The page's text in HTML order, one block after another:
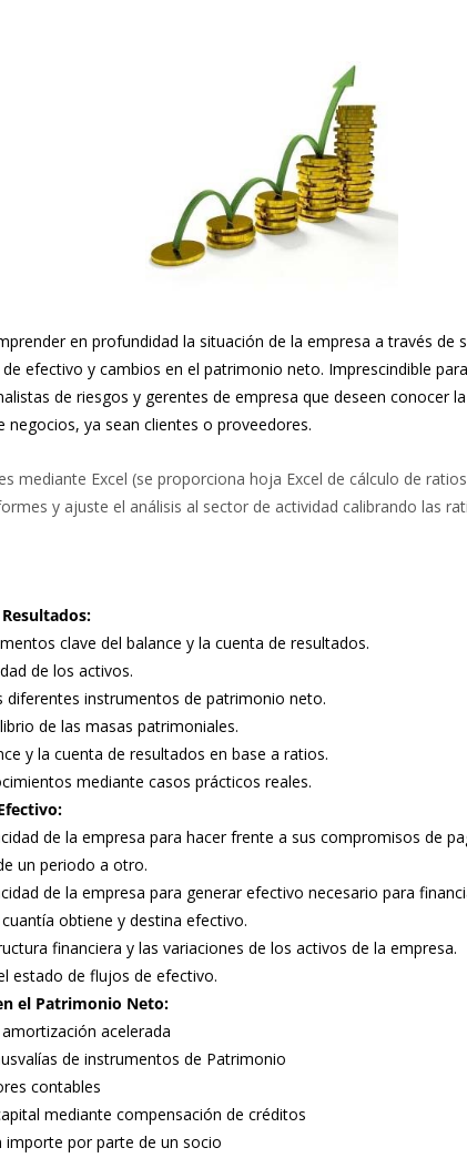
en profundidad la situación de la empresa a través de
efectivo y cambios en el patrimonio neto. Imprescindible
de riesgos y gerentes de empresa que deseen conocer
negocios, ya sean clientes o proveedores.
mediante Excel (se proporciona hoja Excel de cálculo de
y ajuste el análisis al sector de actividad calibrando las
clave del balance y la cuenta de resultados.
de los activos.
diferentes instrumentos de patrimonio neto.
de las masas patrimoniales.
y la cuenta de resultados en base a ratios.
mediante casos prácticos reales.
de la empresa para hacer frente a sus compromisos de
un periodo a otro.
de la empresa para generar efectivo necesario para
obtiene y destina efectivo.
financiera y las variaciones de los activos de la empresa.
estado de flujos de efectivo.
el Patrimonio Neto:
acelerada
de instrumentos de Patrimonio
contables
mediante compensación de créditos
importe por parte de un socio